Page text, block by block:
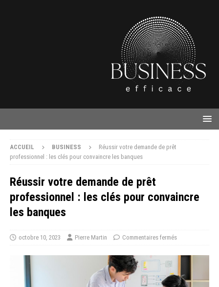
ACCUEIL BUSINESS
Réussir votre demande de prêt
professionnel : les clés pour convaincre les banques
Réussir votre demande de prêt
professionnel : les clés pour convaincre
les banques
octobre 10, 2023 Pierre Martin Commentaires fermés